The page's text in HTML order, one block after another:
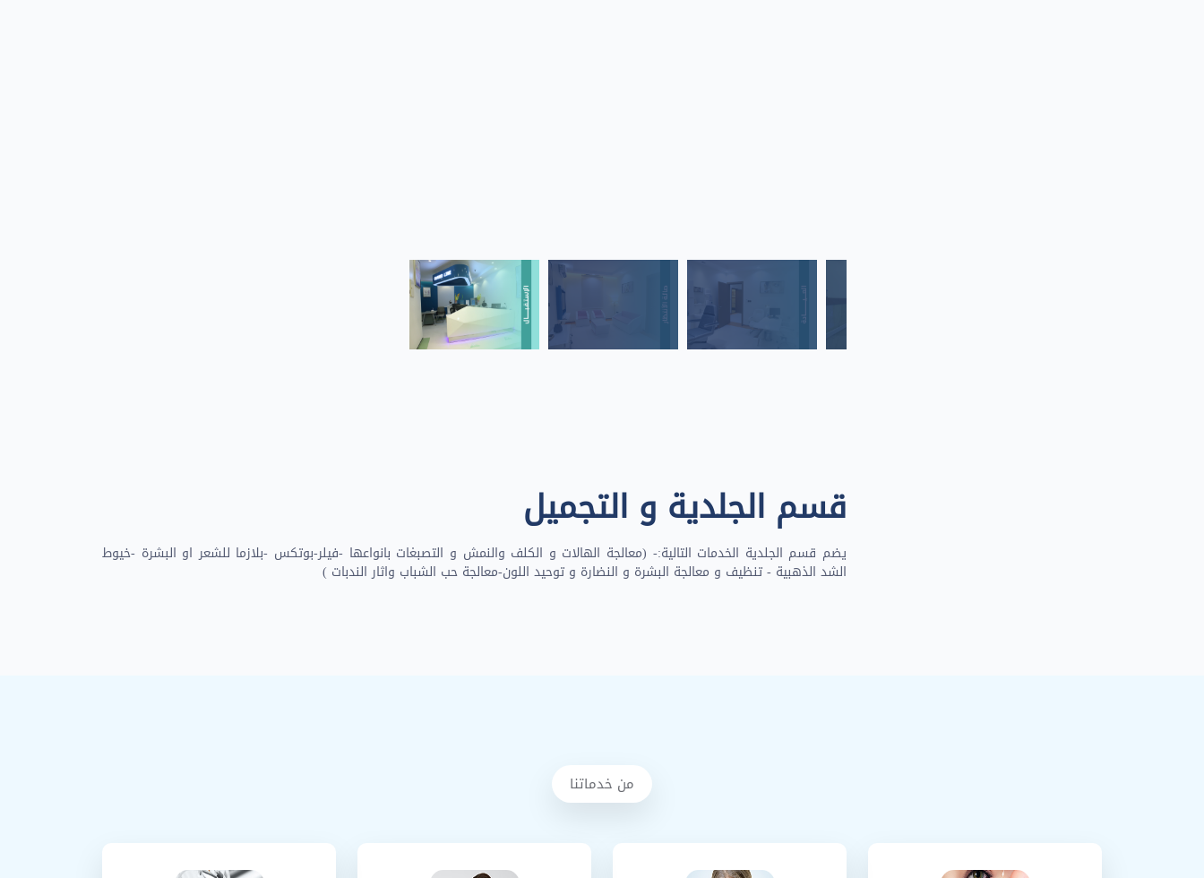
قسم الجلدية و التجميل
يضم قسم الجلدية الخدمات التالية:- (معالجة الهالات و الكلف والنمش و التصبغات بانواعها -فيلر-بوتكس -بلازما للشعر او البشرة -خيوط
الشد الذهبية - تنظيف و معالجة البشرة و النضارة و توحيد اللون-معالجة حب الشباب واثار الندبات )
من خدماتنا